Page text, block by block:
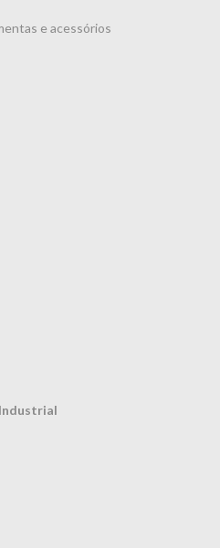
e acessórios